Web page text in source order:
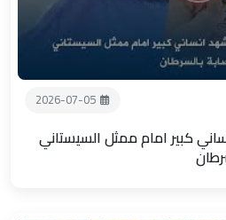
2026-07-05
كبير امام ممثل السيستاني